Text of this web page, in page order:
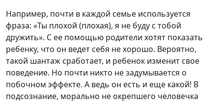
Например, почти в каждой семье используется
фраза: «Ты плохой (плохая), я не буду с тобой
дружить». С ее помощью родители хотят показать
ребенку, что он ведет себя не хорошо. Вероятно,
такой шантаж сработает, и ребенок изменит свое
поведение. Но почти никто не задумывается о
побочном эффекте. А ведь он есть и еще какой! В
подсознание, морально не окрепшего человечка